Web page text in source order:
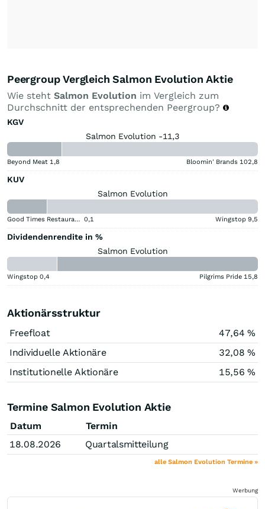
Peergroup Vergleich Salmon Evolution Aktie
Wie steht Salmon Evolution im Vergleich zum
Durchschnitt der entsprechenden Peergroup?
KGV
Salmon Evolution -11,3
Beyond Meat 1,8 Bloomin' Brands 102,8
KUV
Salmon Evolution
Good Times Restaurants 0,1 Wingstop 9,5
Dividendenrendite in %
Salmon Evolution
Wingstop 0,4 Pilgrims Pride 15,8
Aktionärsstruktur
Freefloat
47,64 %
Individuelle Aktionäre
32,08 %
Institutionelle Aktionäre
15,56 %
Termine Salmon Evolution Aktie
Datum
Termin
18.08.2026
Quartalsmitteilung
alle Salmon Evolution Termine »
Werbung